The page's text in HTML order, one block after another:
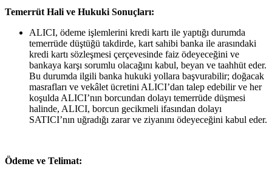
Temerrüt Hali ve Hukuki Sonuçları:
ALICI, ödeme işlemlerini kredi kartı ile yaptığı durumda
temerrüde düştüğü takdirde, kart sahibi banka ile arasındaki
kredi kartı sözleşmesi çerçevesinde faiz ödeyeceğini ve
bankaya karşı sorumlu olacağını kabul, beyan ve taahhüt eder.
Bu durumda ilgili banka hukuki yollara başvurabilir; doğacak
masrafları ve vekâlet ücretini ALICI’dan talep edebilir ve her
koşulda ALICI’nın borcundan dolayı temerrüde düşmesi
halinde, ALICI, borcun gecikmeli ifasından dolayı
SATICI’nın uğradığı zarar ve ziyanını ödeyeceğini kabul eder.
Ödeme ve Telimat: